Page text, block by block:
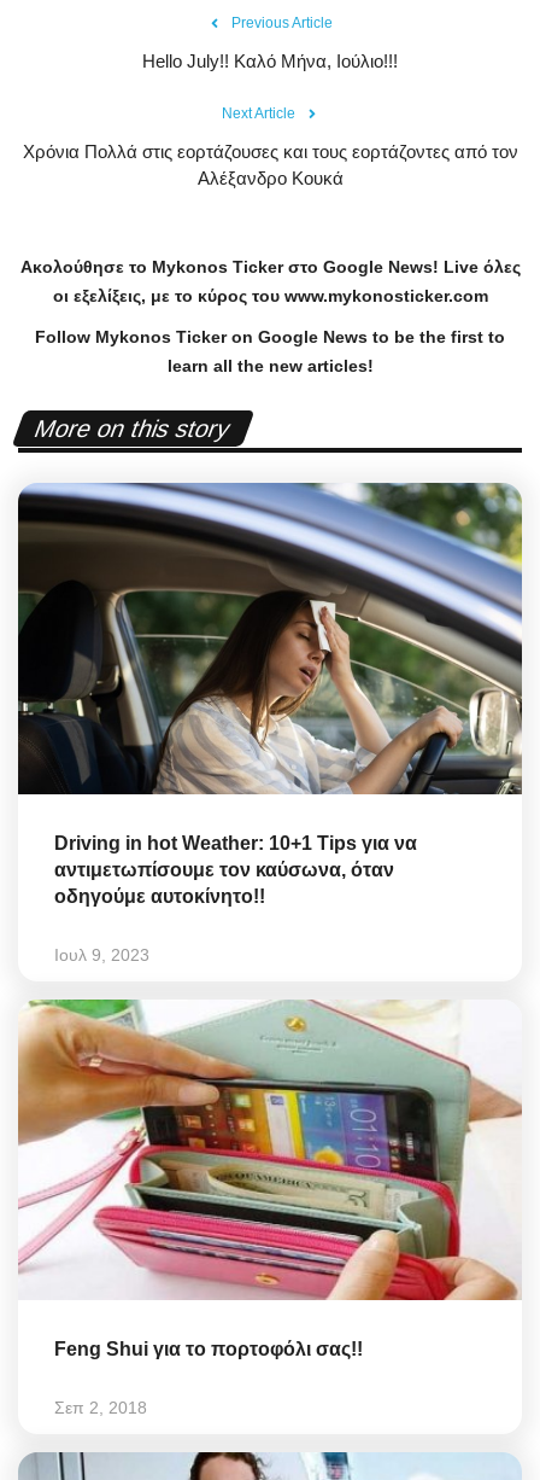
Previous Article
Hello July!! Καλό Μήνα, Ιούλιο!!!
Next Article
Χρόνια Πολλά στις εορτάζουσες και τους εορτάζοντες από τον
Αλέξανδρο Κουκά
Ακολούθησε το Mykonos Tickerστο Google News! Liveόλες
οι εξελίξεις, με το κύρος του www.mykonosticker.com
Follow Mykonos Ticker on Google News to be the first to
learn all the new articles!
More on this story
Driving in hot Weather: 10+1 Tips για να
αντιμετωπίσουμε τον καύσωνα, όταν
οδηγούμε αυτοκίνητο!!
Ιουλ 9, 2023
Feng Shui για το πορτοφόλι σας!!
Σεπ 2, 2018